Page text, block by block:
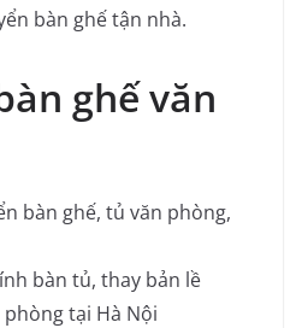
bàn ghế tận nhà.
ghế văn
bàn ghế, tủ văn phòng,
bàn tủ, thay bản lề
tại Hà Nội